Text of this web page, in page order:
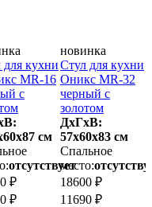
для кухни
MR-16
с
см
отсутствует
₽
₽
новинка
Стул для кухни
Оникс MR-32
черный с
золотом
ДхГхВ:
57х60x83 см
Спальное
место:
18600 ₽
11690 ₽